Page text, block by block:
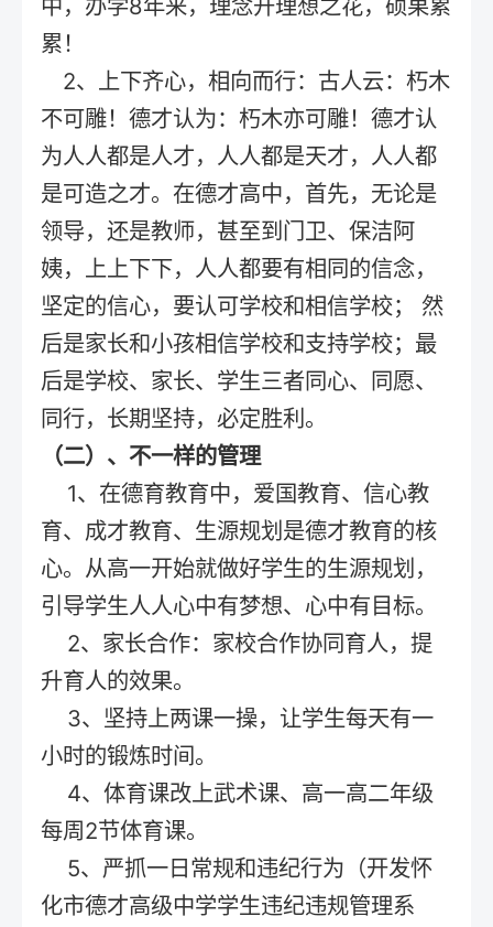
中，办学8年来，理念开理想之花，硕果累
累！
2、上下齐心，相向而行：古人云：朽木
不可雕！德才认为：朽木亦可雕！德才认
为人人都是人才，人人都是天才，人人都
是可造之才。在德才高中，首先，无论是
领导，还是教师，甚至到门卫、保洁阿
姨，上上下下，人人都要有相同的信念，
坚定的信心，要认可学校和相信学校； 然
后是家长和小孩相信学校和支持学校；最
后是学校、家长、学生三者同心、同愿、
同行，长期坚持，必定胜利。
（二）、不一样的管理
1、在德育教育中，爱国教育、信心教
育、成才教育、生源规划是德才教育的核
心。从高一开始就做好学生的生源规划，
引导学生人人心中有梦想、心中有目标。
2、家长合作：家校合作协同育人，提
升育人的效果。
3、坚持上两课一操，让学生每天有一
小时的锻炼时间。
4、体育课改上武术课、高一高二年级
每周2节体育课。
5、严抓一日常规和违纪行为（开发怀
化市德才高级中学学生违纪违规管理系